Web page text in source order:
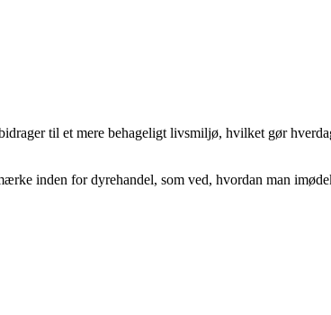
til et mere behageligt livsmiljø, hvilket gør
inden for dyrehandel, som ved, hvordan man